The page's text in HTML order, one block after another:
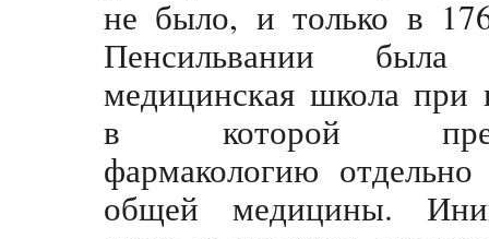
не было, и только в
Пенсильвании была
медицинская школа при
в которой
фармакологию
общей медицины.